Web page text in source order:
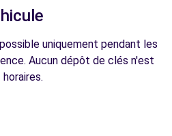
uniquement pendant les
Aucun dépôt de clés n'est